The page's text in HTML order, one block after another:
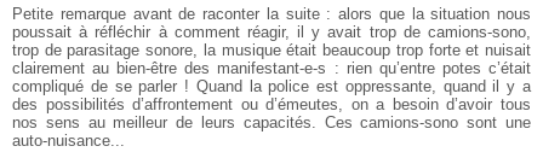
Petite remarque avant de raconter la suite : alors que la situation nous
poussait à réfléchir à comment réagir, il y avait trop de camions-sono,
trop de parasitage sonore, la musique était beaucoup trop forte et nuisait
clairement au bien-être des manifestant-e-s : rien qu’entre potes c’était
compliqué de se parler ! Quand la police est oppressante, quand il y a
des possibilités d’affrontement ou d’émeutes, on a besoin d’avoir tous
nos sens au meilleur de leurs capacités. Ces camions-sono sont une
auto-nuisance...